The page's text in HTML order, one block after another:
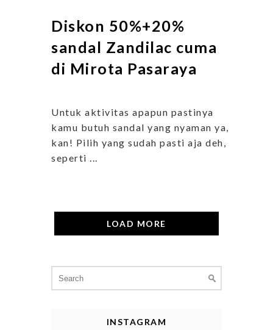
Diskon 50%+20%
sandal Zandilac cuma
di Mirota Pasaraya
Untuk aktivitas apapun pastinya
kamu butuh sandal yang nyaman ya,
kan! Pilih yang sudah pasti aja deh,
seperti ...
LOAD MORE
for:
INSTAGRAM